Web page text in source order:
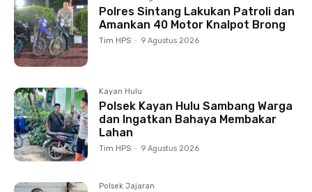
Polres Sintang Lakukan Patroli dan
Amankan 40 Motor Knalpot Brong
Tim HPS - 9 Agustus 2026
Kayan Hulu
Polsek Kayan Hulu Sambang Warga
dan Ingatkan Bahaya Membakar
Lahan
Tim HPS - 9 Agustus 2026
Polsek Jajaran